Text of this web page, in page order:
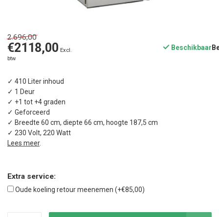
2.696,00
€2118,00 Excl.
btw
Beschikbaar
✓ 410 Liter inhoud
✓ 1 Deur
✓ +1 tot +4 graden
✓ Geforceerd
✓ Breedte 60 cm, diepte 66 cm, hoogte 187,5 cm
✓ 230 Volt, 220 Watt
Lees meer.
Extra service:
Oude koeling retour meenemen (+€85,00)